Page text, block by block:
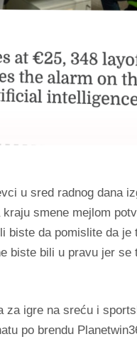
u sred radnog dana
smene mejlom
da pomislite da je
biste bili u pravu jer se
za igre na sreću i
po brendu